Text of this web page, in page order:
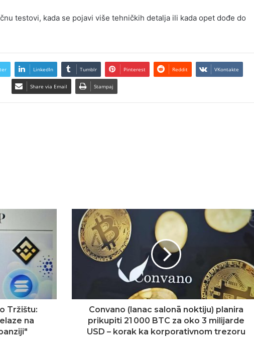
testovi, kada se pojavi više tehničkih detalja ili kada opet dođe do
LinkedIn Tumblr Pinterest Reddit VKontakte
Share via Email Stampaj
Tržištu:
na
Convano (lanac salonā noktiju) planira
prikupiti 21 000 BTC za oko 3 milijarde
USD – korak ka korporativnom trezoru